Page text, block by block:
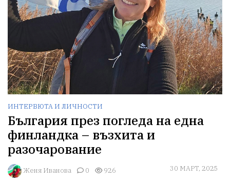
ИНТЕРВЮТА И ЛИЧНОСТИ
България през погледа на една
финландка – възхита и
разочарование
Женя Иванова 0 926 30 МАРТ, 2025